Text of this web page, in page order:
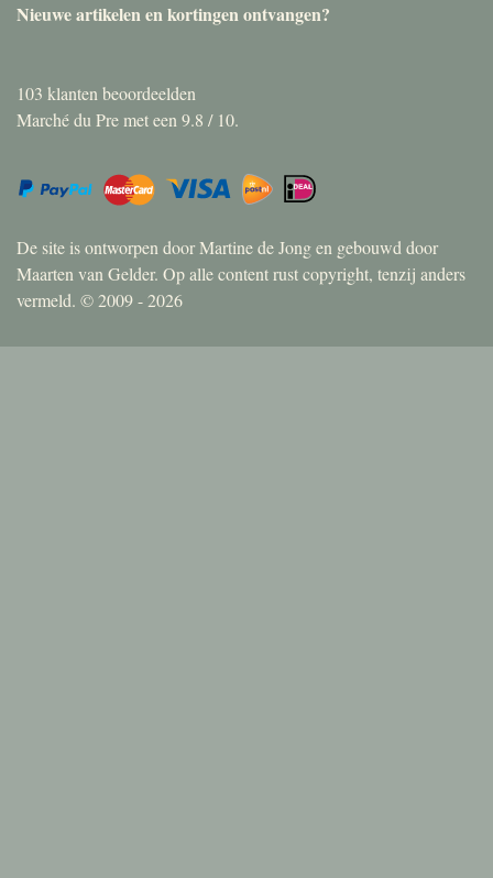
Nieuwe artikelen en kortingen ontvangen?
103 klanten beoordeelden
Marché du Pre met een 9.8 / 10.
De site is ontworpen door Martine de Jong en gebouwd door
Maarten van Gelder. Op alle content rust copyright, tenzij anders
vermeld. © 2009 - 2026